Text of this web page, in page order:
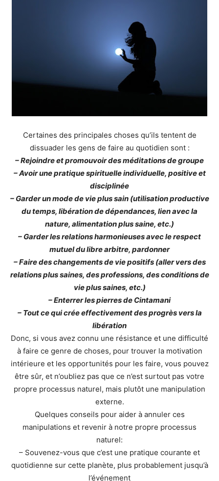
Certaines des principales choses qu’ils tentent de
dissuader les gens de faire au quotidien sont :
– Rejoindre et promouvoir des méditations de groupe
– Avoir une pratique spirituelle individuelle, positive et
disciplinée
– Garder un mode de vie plus sain (utilisation productive
du temps, libération de dépendances, lien avec la
nature, alimentation plus saine, etc.)
– Garder les relations harmonieuses avec le respect
mutuel du libre arbitre, pardonner
– Faire des changements de vie positifs (aller vers des
relations plus saines, des professions, des conditions de
vie plus saines, etc.)
– Enterrer les pierres de Cintamani
– Tout ce qui crée effectivement des progrès vers la
libération
Donc, si vous avez connu une résistance et une difficulté
à faire ce genre de choses, pour trouver la motivation
intérieure et les opportunités pour les faire, vous pouvez
être sûr, et n’oubliez pas que ce n’est surtout pas votre
propre processus naturel, mais plutôt une manipulation
externe.
Quelques conseils pour aider à annuler ces
manipulations et revenir à notre propre processus
naturel:
– Souvenez-vous que c’est une pratique courante et
quotidienne sur cette planète, plus probablement jusqu’à
l’événement